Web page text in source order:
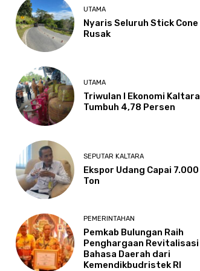
UTAMA
Nyaris Seluruh Stick Cone
Rusak
UTAMA
Triwulan I Ekonomi Kaltara
Tumbuh 4,78 Persen
SEPUTAR KALTARA
Ekspor Udang Capai 7.000
Ton
PEMERINTAHAN
Pemkab Bulungan Raih
Penghargaan Revitalisasi
Bahasa Daerah dari
Kemendikbudristek RI